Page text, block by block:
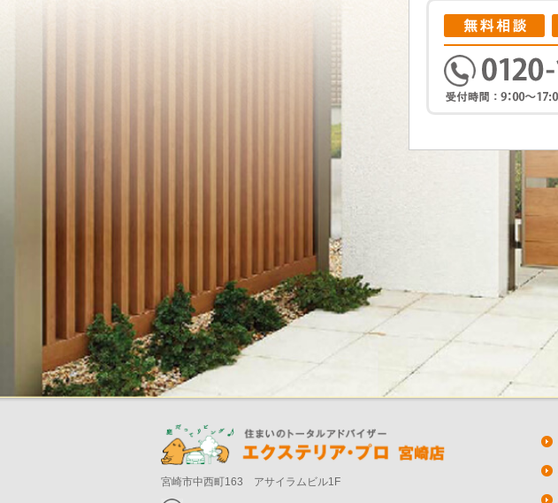
宮崎市中西町163 アサイラムビル1F